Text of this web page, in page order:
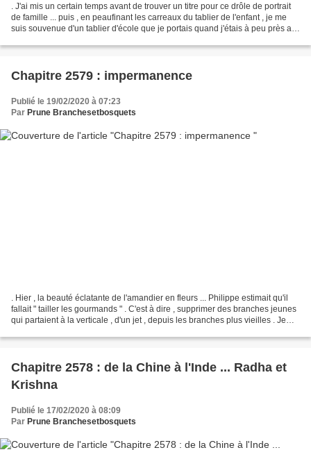
. J'ai mis un certain temps avant de trouver un titre pour ce drôle de portrait
de famille ... puis , en peaufinant les carreaux du tablier de l'enfant , je me
suis souvenue d'un tablier d'école que je portais quand j'étais à peu près au
Chapitre 2579 : impermanence
Publié le 19/02/2020 à 07:23
Par Prune Branchesetbosquets
. Hier , la beauté éclatante de l'amandier en fleurs ... Philippe estimait qu'il
fallait " tailler les gourmands " . C'est à dire , supprimer des branches jeunes
qui partaient à la verticale , d'un jet , depuis les branches plus vieilles . Je
Chapitre 2578 : de la Chine à l'Inde ... Radha et
Krishna
Publié le 17/02/2020 à 08:09
Par Prune Branchesetbosquets